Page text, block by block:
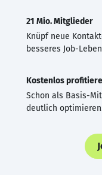
21 Mio. Mitglieder
Knüpf neue
besseres Job-
Kostenlos
Schon als Basis-
deutlich